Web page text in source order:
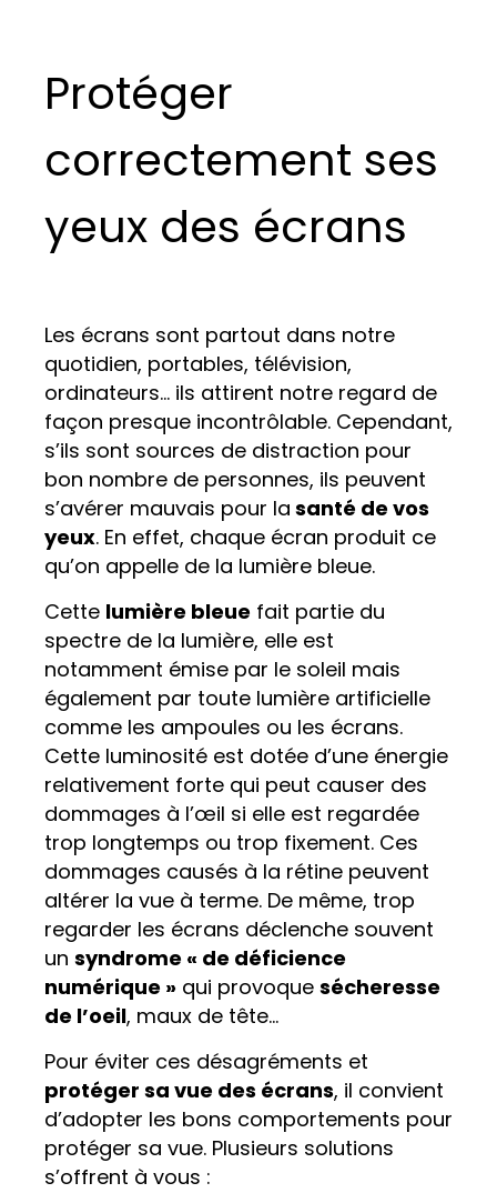
Protéger
correctement ses
yeux des écrans
Les écrans sont partout dans notre
quotidien, portables, télévision,
ordinateurs… ils attirent notre regard de
façon presque incontrôlable. Cependant,
s’ils sont sources de distraction pour
bon nombre de personnes, ils peuvent
s’avérer mauvais pour la santé de vos
yeux. En effet, chaque écran produit ce
qu’on appelle de la lumière bleue.
Cette lumière bleue fait partie du
spectre de la lumière, elle est
notamment émise par le soleil mais
également par toute lumière artificielle
comme les ampoules ou les écrans.
Cette luminosité est dotée d’une énergie
relativement forte qui peut causer des
dommages à l’œil si elle est regardée
trop longtemps ou trop fixement. Ces
dommages causés à la rétine peuvent
altérer la vue à terme. De même, trop
regarder les écrans déclenche souvent
un syndrome « de déficience
numérique » qui provoque sécheresse
de l’oeil, maux de tête…
Pour éviter ces désagréments et
protéger sa vue des écrans, il convient
d’adopter les bons comportements pour
protéger sa vue. Plusieurs solutions
s’offrent à vous :